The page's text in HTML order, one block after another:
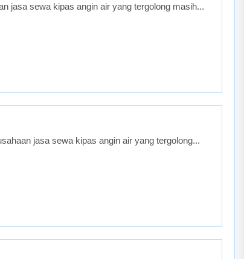
jasa sewa kipas angin air yang tergolong masih...
jasa sewa kipas angin air yang tergolong...